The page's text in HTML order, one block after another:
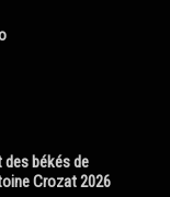
des békés de
Crozat 2026